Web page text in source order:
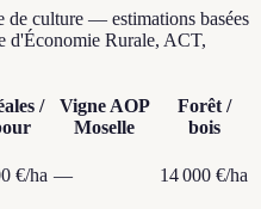
de culture — estimations basées
d'Économie Rurale, ACT,
/
Vigne AOP
Moselle
Forêt /
bois
€/ha — 14 000 €/ha